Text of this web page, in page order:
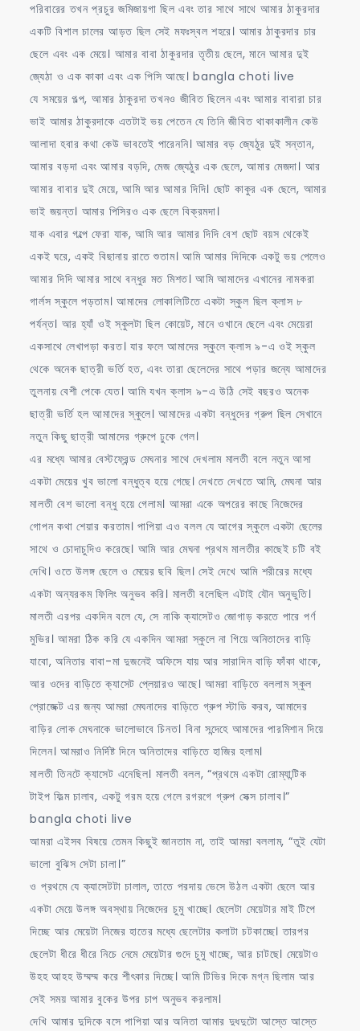
পরিবারের তখন প্রচুর জমিজায়গা ছিল এবং তার সাথে সাথে আমার ঠাকুরদার
একটি বিশাল চালের আড়ত ছিল সেই মফঃস্বল শহরে। আমার ঠাকুরদার চার
ছেলে এবং এক মেয়ে। আমার বাবা ঠাকুরদার তৃতীয় ছেলে, মানে আমার দুই
জ্যেঠা ও এক কাকা এবং এক পিসি আছে। bangla choti live
যে সময়ের গল্প, আমার ঠাকুরদা তখনও জীবিত ছিলেন এবং আমার বাবারা চার
ভাই আমার ঠাকুরদাকে এতটাই ভয় পেতেন যে তিনি জীবিত থাকাকালীন কেউ
আলাদা হবার কথা কেউ ভাবতেই পারেননি। আমার বড় জ্যেঠুর দুই সন্তান,
আমার বড়দা এবং আমার বড়দি, মেজ জ্যেঠুর এক ছেলে, আমার মেজদা। আর
আমার বাবার দুই মেয়ে, আমি আর আমার দিদি। ছোট কাকুর এক ছেলে, আমার
ভাই জয়ন্ত। আমার পিসিরও এক ছেলে বিক্রমদা।
যাক এবার গল্পে ফেরা যাক, আমি আর আমার দিদি বেশ ছোট বয়স থেকেই
একই ঘরে, একই বিছানায় রাতে শুতাম। আমি আমার দিদিকে একটু ভয় পেলেও
আমার দিদি আমার সাথে বন্ধুর মত মিশত। আমি আমাদের এখানের নামকরা
গার্লস স্কুলে পড়তাম। আমাদের লোকালিটিতে একটা স্কুল ছিল ক্লাস ৮
পর্যন্ত। আর হ্যাঁ ওই স্কুলটা ছিল কোয়েট, মানে ওখানে ছেলে এবং মেয়েরা
একসাথে লেখাপড়া করত। যার ফলে আমাদের স্কুলে ক্লাস ৯-এ ওই স্কুল
থেকে অনেক ছাত্রী ভর্তি হত, এবং তারা ছেলেদের সাথে পড়ার জন্যে আমাদের
তুলনায় বেশী পেকে যেত। আমি যখন ক্লাস ৯-এ উঠি সেই বছরও অনেক
ছাত্রী ভর্তি হল আমাদের স্কুলে। আমাদের একটা বন্ধুদের গ্রুপ ছিল সেখানে
নতুন কিছু ছাত্রী আমাদের গ্রুপে ঢুকে গেল।
এর মধ্যে আমার বেস্টফ্রেন্ড মেঘনার সাথে দেখলাম মালতী বলে নতুন আসা
একটা মেয়ের খুব ভালো বন্ধুত্ব হয়ে গেছে। দেখতে দেখতে আমি, মেঘনা আর
মালতী বেশ ভালো বন্ধু হয়ে গেলাম। আমরা একে অপরের কাছে নিজেদের
গোপন কথা শেয়ার করতাম। পাপিয়া এও বলল যে আগের স্কুলে একটা ছেলের
সাথে ও চোদাচুদিও করেছে। আমি আর মেঘনা প্রথম মালতীর কাছেই চটি বই
দেখি। ওতে উলঙ্গ ছেলে ও মেয়ের ছবি ছিল। সেই দেখে আমি শরীরের মধ্যে
একটা অন্যরকম ফিলিং অনুভব করি। মালতী বলেছিল এটাই যৌন অনুভুতি।
মালতী এরপর একদিন বলে যে, সে নাকি ক্যাসেটও জোগাড় করতে পারে পর্ণ
মুভির। আমরা ঠিক করি যে একদিন আমরা স্কুলে না গিয়ে অনিতাদের বাড়ি
যাবো, অনিতার বাবা-মা দুজনেই অফিসে যায় আর সারাদিন বাড়ি ফাঁকা থাকে,
আর ওদের বাড়িতে ক্যাসেট প্লেয়ারও আছে। আমরা বাড়িতে বললাম স্কুল
প্রোজেক্ট এর জন্য আমরা মেঘনাদের বাড়িতে গ্রুপ স্টাডি করব, আমাদের
বাড়ির লোক মেঘনাকে ভালোভাবে চিনত। বিনা সন্দেহে আমাদের পারমিশান দিয়ে
দিলেন। আমরাও নির্দিষ্ট দিনে অনিতাদের বাড়িতে হাজির হলাম।
মালতী তিনটে ক্যাসেট এনেছিল। মালতী বলল, “প্রথমে একটা রোম্যান্টিক
টাইপ ফিল্ম চালাব, একটু গরম হয়ে গেলে রগরগে গ্রুপ সেক্স চালাব।”
bangla choti live
আমরা এইসব বিষয়ে তেমন কিছুই জানতাম না, তাই আমরা বললাম, “তুই যেটা
ভালো বুঝিস সেটা চালা।”
ও প্রথমে যে ক্যাসেটটা চালাল, তাতে পরদায় ভেসে উঠল একটা ছেলে আর
একটা মেয়ে উলঙ্গ অবস্থায় নিজেদের চুমু খাচ্ছে। ছেলেটা মেয়েটার মাই টিপে
দিচ্ছে আর মেয়েটা নিজের হাতের মধ্যে ছেলেটার কলাটা চটকাচ্ছে। তারপর
ছেলেটা ধীরে ধীরে নিচে নেমে মেয়েটার গুদে চুমু খাচ্ছে, আর চাটছে। মেয়েটাও
উহহ আহহ উম্মম্ম করে শীৎকার দিচ্ছে। আমি টিভির দিকে মগ্ন ছিলাম আর
সেই সময় আমার বুকের উপর চাপ অনুভব করলাম।
দেখি আমার দুদিকে বসে পাপিয়া আর অনিতা আমার দুধদুটো আস্তে আস্তে